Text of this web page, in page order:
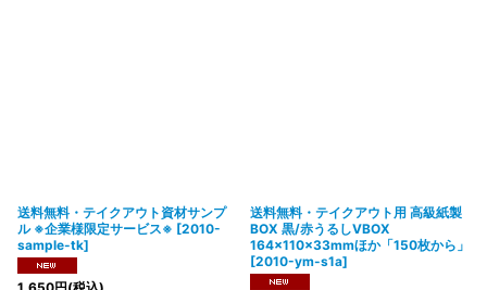
絞り込む
送料無料・テイクアウト資材サンプ
ル ※企業様限定サービス※ [2010-
sample-tk]
送料無料・テイクアウト用 高級紙製
BOX 黒/赤うるしVBOX
164×110×33mmほか「150枚から」
[2010-ym-s1a]